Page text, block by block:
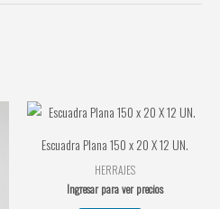
Escuadra Plana 150 x 20 X 12 UN.
HERRAJES
Ingresar para ver precios